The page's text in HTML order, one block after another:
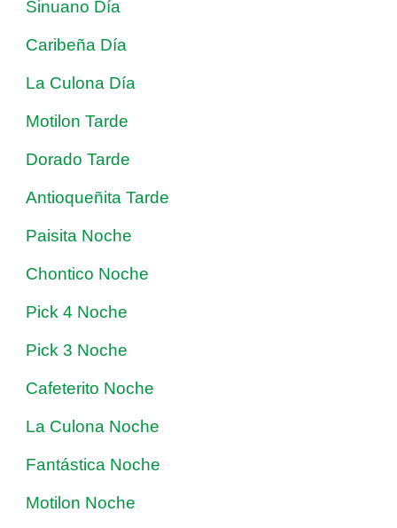
Sinuano Día
Caribeña Día
La Culona Día
Motilon Tarde
Dorado Tarde
Antioqueñita Tarde
Paisita Noche
Chontico Noche
Pick 4 Noche
Pick 3 Noche
Cafeterito Noche
La Culona Noche
Fantástica Noche
Motilon Noche